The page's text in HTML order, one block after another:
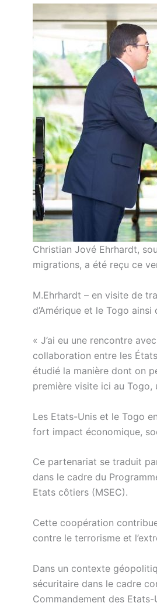
Christian Jové Ehrhardt,
migrations, a été reçu ce
M.Ehrhardt – en visite de
d’Amérique et le Togo
« J’ai eu une rencontre
collaboration entre les
étudié la manière dont on
première visite ici au Togo,
Les Etats-Unis et le Togo
fort impact économique,
Ce partenariat se traduit
dans le cadre du
Etats côtiers (MSEC).
Cette coopération
contre le terrorisme et
Dans un contexte
sécuritaire dans le cadre
Commandement des Etats-